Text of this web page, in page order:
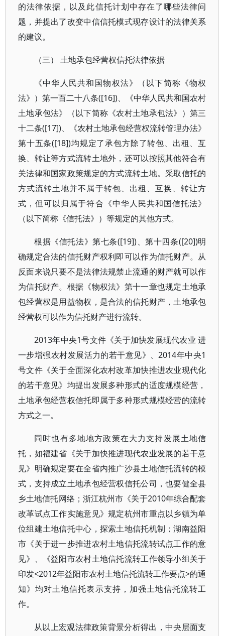
的法律依据，以及此信托计划中存在了哪些法律问
题，并提出了改变中信信托模式现存设计的法律关系
的建议。
（三） 土地承包经营权信托法律依据
《中华人民共和国物权法》（以下简称《物权
法》）第一百二十八条([16])、《中华人民共和国农村
土地承包法》（以下简称《农村土地承包法》）第三
十二条([17])、《农村土地承包经营权流转管理办法》
第十五条([18])均规定了承包方除了转包、出租、互
换、转让等方式流转土地外，还可以按照其他符合有
关法律和国家政策规定的方式流转土地。采取信托的
方式流转土地并不属于转包、出租、互换、转让方
式，但可以归属于符合《中华人民共和国信托法》
（以下简称《信托法》）等规定的其他方式。
根据《信托法》第七条([19])、第十四条([20])明
确规定合法的信托财产权利即可以作为信托财产。从
反面来说只要不是法律法规禁止流通的财产就可以作
为信托财产。根据《物权法》第十一章也规定土地承
包经营权是用益物权，是合法的信托财产，土地承包
经营权可以作为信托财产进行流转。
2013年中央1号文件《关于加快发展现代农业 进
一步增强农村发展活力的若干意见》、2014年中央1
号文件《关于全面深化农村改革加快推进农业现代化
的若干意见》均提出发展多种形式的适度规模经营，
土地承包经营权信托即属于多种形式规模经营的流转
方式之一。
同时也有多地地方政策在大力支持发展土地信
托，如福建省《关于加快推进现代农业发展的若干意
见》明确规定要在全省内推广沙县土地信托流转的模
式，支持成立土地承包经营权信托公司，也要健全县
乡土地信托网络；浙江杭州市《关于2010年综合配套
改革试点工作实施意见》规定杭州市重点以乡镇为单
位组建土地信托中心，探索土地信托机制；湖南益阳
市《关于进一步推进农村土地信托流转试点工作的意
见》、《益阳市农村土地信托流转工作领导小组关于
印发<2012年益阳市农村土地信托流转工作要点>的通
知》均对土地信托表示支持，加强土地信托流转工
作。
从以上宏观法律政策背景分析得出，中央层面支